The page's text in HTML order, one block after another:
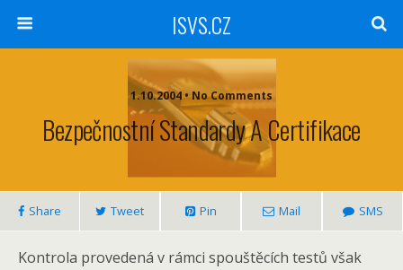
ISVS.CZ
1.10.2004 • No Comments
Bezpečnostní Standardy A Certifikace
Share Tweet Pin Mail SMS
Kontrola provedená v rámci spouštěcích testů však